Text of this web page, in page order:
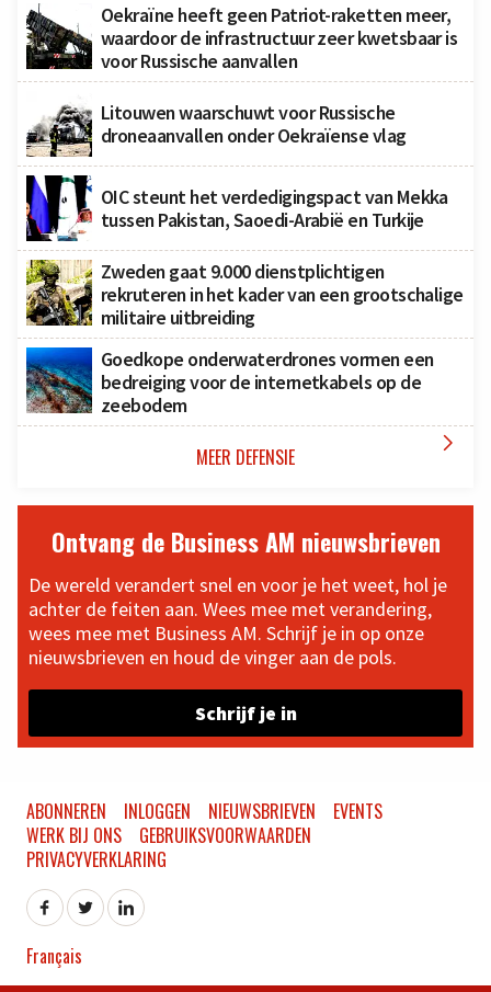
Oekraïne heeft geen Patriot-raketten meer,
waardoor de infrastructuur zeer kwetsbaar is
voor Russische aanvallen
Litouwen waarschuwt voor Russische
droneaanvallen onder Oekraïense vlag
OIC steunt het verdedigingspact van Mekka
tussen Pakistan, Saoedi-Arabië en Turkije
Zweden gaat 9.000 dienstplichtigen
rekruteren in het kader van een grootschalige
militaire uitbreiding
Goedkope onderwaterdrones vormen een
bedreiging voor de internetkabels op de
zeebodem
MEER DEFENSIE 
Ontvang de Business AM nieuwsbrieven
De wereld verandert snel en voor je het weet, hol je
achter de feiten aan. Wees mee met verandering,
wees mee met Business AM. Schrijf je in op onze
nieuwsbrieven en houd de vinger aan de pols.
Schrijf je in
ABONNEREN INLOGGEN NIEUWSBRIEVEN
EVENTS
WERK BIJ ONS
GEBRUIKSVOORWAARDEN
PRIVACYVERKLARING
Français